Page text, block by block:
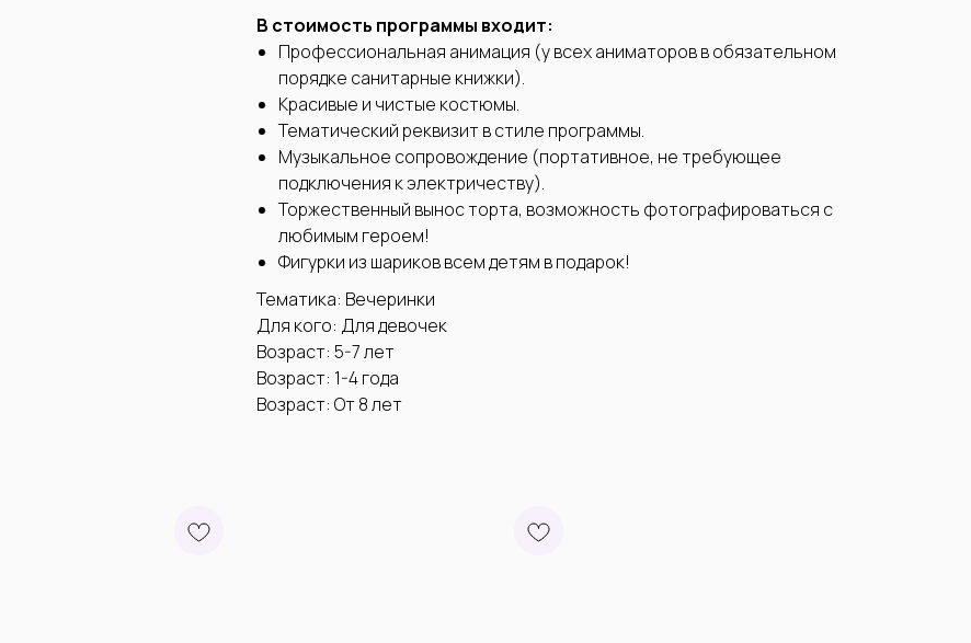
В стоимость программы входит:
Профессиональная анимация (у всех аниматоров в обязательном
порядке санитарные книжки).
Красивые и чистые костюмы.
Тематический реквизит в стиле программы.
Музыкальное сопровождение (портативное, не требующее
подключения к электричеству).
Торжественный вынос торта, возможность фотографироваться с
любимым героем!
Фигурки из шариков всем детям в подарок!
Тематика: Вечеринки
Для кого: Для девочек
Возраст: 5-7 лет
Возраст: 1-4 года
Возраст: От 8 лет